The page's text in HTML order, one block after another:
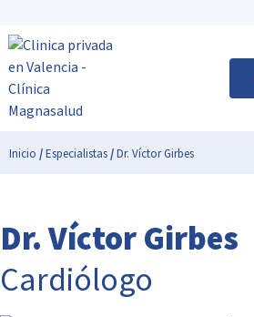
Inicio /Especialistas/Dr. Víctor Girbes
Dr. Víctor Girbes
Cardiólogo